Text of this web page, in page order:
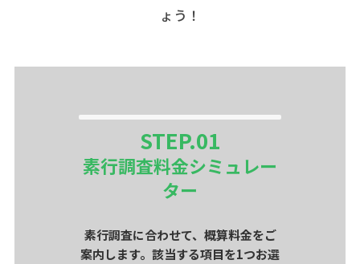
ょう！
STEP.01
素行調査料金シミュレー
ター
素行調査に合わせて、概算料金をご
案内します。該当する項目を1つお選